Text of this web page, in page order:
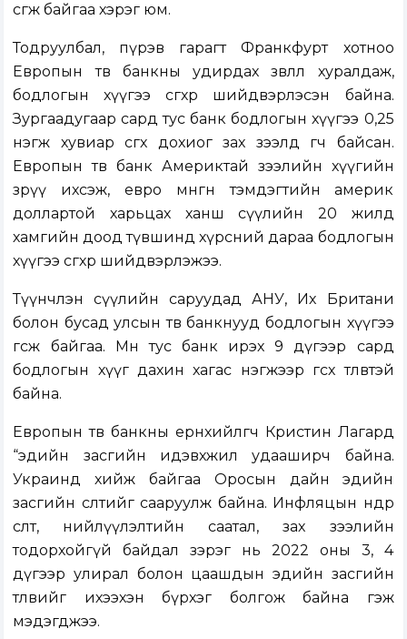
өсгөж байгаа хэрэг юм.
Тодруулбал, пүрэв гарагт Франкфурт хотноо
Европын төв банкны удирдах зөвлөл хуралдаж,
бодлогын хүүгээ өсгөхөөр шийдвэрлэсэн байна.
Зургаадугаар сард тус банк бодлогын хүүгээ 0,25
нэгж хувиар өсгөх дохиог зах зээлд өгч байсан.
Европын төв банк Америктай зээлийн хүүгийн
зөрүү ихсэж, евро мөнгөн тэмдэгтийн америк
доллартой харьцах ханш сүүлийн 20 жилд
хамгийн доод түвшинд хүрсний дараа бодлогын
хүүгээ өсгөхөөр шийдвэрлэжээ.
Түүнчлэн сүүлийн саруудад АНУ, Их Британи
болон бусад улсын төв банкнууд бодлогын хүүгээ
өгсөж байгаа. Мөн тус банк ирэх 9 дүгээр сард
бодлогын хүүг дахин хагас нэгжээр өгсөх төлөвтэй
байна.
Европын төв банкны ерөнхийлөгч Кристин Лагард
“эдийн засгийн идэвхжил удааширч байна.
Украинд хийж байгаа Оросын дайн эдийн
засгийн өсөлтийг сааруулж байна. Инфляцын өндөр
өсөлт, нийлүүлэлтийн саатал, зах зээлийн
тодорхойгүй байдал зэрэг нь 2022 оны 3, 4
дүгээр улирал болон цаашдын эдийн засгийн
төлөвийг ихээхэн бүрхэг болгож байна гэж
мэдэгджээ.